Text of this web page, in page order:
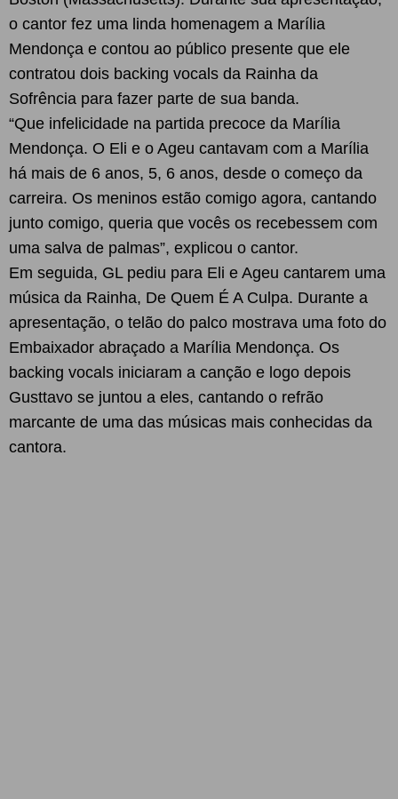
o cantor fez uma linda homenagem a Marília
Mendonça e contou ao público presente que ele
contratou dois backing vocals da Rainha da
Sofrência para fazer parte de sua banda.
“Que infelicidade na partida precoce da Marília
Mendonça. O Eli e o Ageu cantavam com a Marília
há mais de 6 anos, 5, 6 anos, desde o começo da
carreira. Os meninos estão comigo agora, cantando
junto comigo, queria que vocês os recebessem com
uma salva de palmas”, explicou o cantor.
Em seguida, GL pediu para Eli e Ageu cantarem uma
música da Rainha, De Quem É A Culpa. Durante a
apresentação, o telão do palco mostrava uma foto do
Embaixador abraçado a Marília Mendonça. Os
backing vocals iniciaram a canção e logo depois
Gusttavo se juntou a eles, cantando o refrão
marcante de uma das músicas mais conhecidas da
cantora.